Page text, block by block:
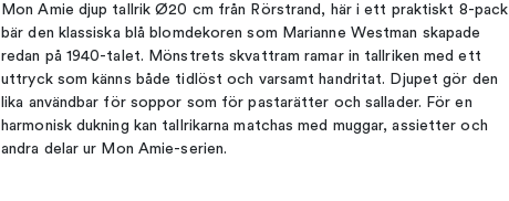
Mon Amie djup tallrik Ø20 cm från Rörstrand, här i ett praktiskt 8-
bär den klassiska blå blomdekoren som Marianne Westman skapade
redan på 1940-talet. Mönstrets skvattram ramar in tallriken med ett
uttryck som känns både tidlöst och varsamt handritat. Djupet gör den
lika användbar för soppor som för pastarätter och sallader. För en
harmonisk dukning kan tallrikarna matchas med muggar, assietter och
andra delar ur Mon Amie-serien.